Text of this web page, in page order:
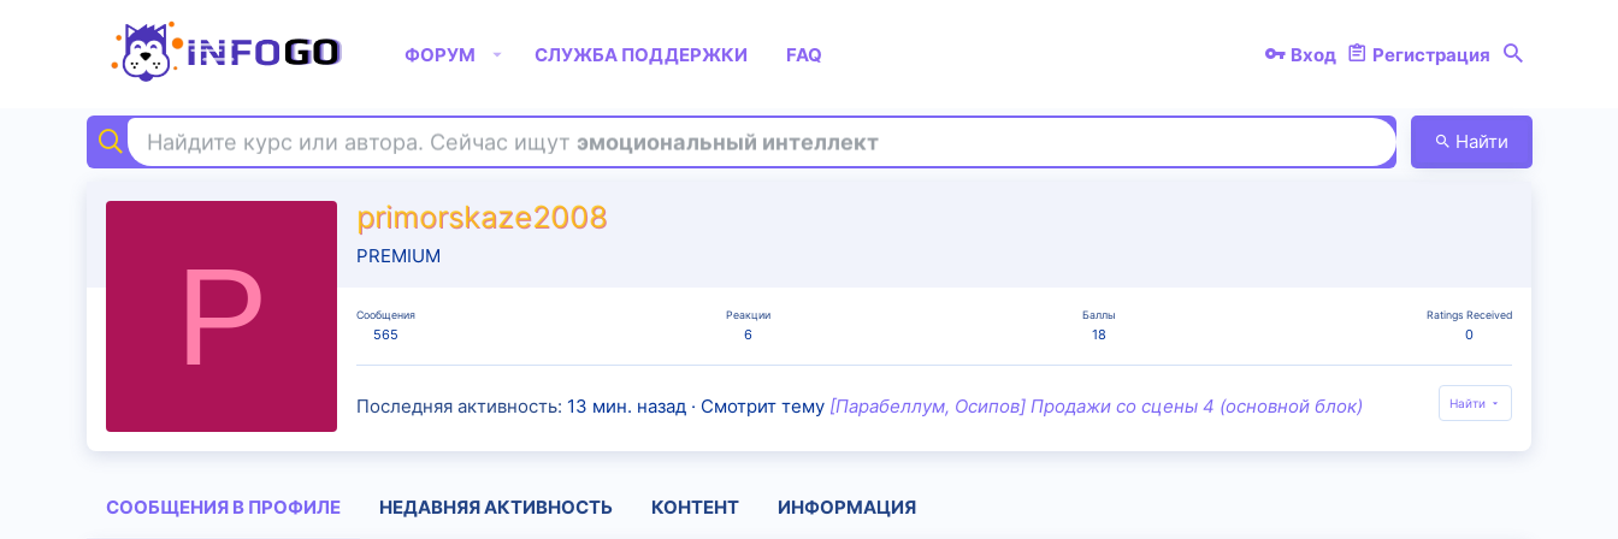
ФОРУМ СЛУЖБА ПОДДЕРЖКИ FAQ Вход Регистрация
Найдите курс или автора. Сейчас ищут эмоциональный интеллект Найти
P
primorskaze2008
PREMIUM
Сообщения
565
Реакции
6
Баллы
18
Ratings Received
0
Последняя активность 13 мин. назад · Смотрит тему [Парабеллум, Осипов] Продажи со сцены 4 (основной блок) Найти
СООБЩЕНИЯ В ПРОФИЛЕ НЕДАВНЯЯ АКТИВНОСТЬ КОНТЕНТ ИНФОРМАЦИЯ